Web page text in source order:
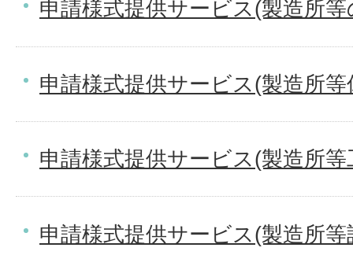
申請様式提供サービス(製造所
申請様式提供サービス(製造所
申請様式提供サービス(製造所
申請様式提供サービス(製造所